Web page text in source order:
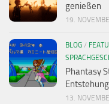
genießen
19.
BLOG /
Phantasy
13.